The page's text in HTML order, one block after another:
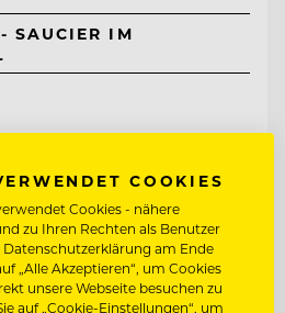
COOKIES
Cookies - nähere
zu Ihren Rechten als Benutzer
Datenschutzerklärung am Ende
„Alle Akzeptieren“, um Cookies
unsere Webseite besuchen zu
auf „Cookie-Einstellungen“, um